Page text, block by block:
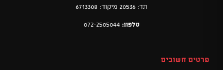
תד: 20536 מיקוד: 6713308
טלפון: 072-2505044
פרטים חשובים